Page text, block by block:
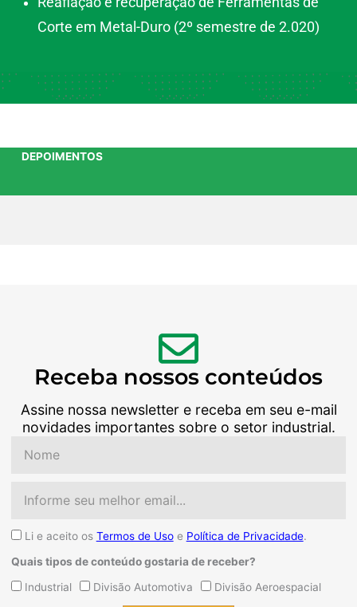
Corte em Metal-Duro (2º semestre de 2.020)
DEPOIMENTOS
Receba nossos conteúdos
Assine nossa newsletter e receba em seu e-mail
novidades importantes sobre o setor industrial.
AceiteLi e aceito os Termos de Usoe Política de Privacidade.
Quais tipos de conteúdo gostaria de receber?
QuaisIndustrial Divisão Automotiva Divisão Aeroespacial